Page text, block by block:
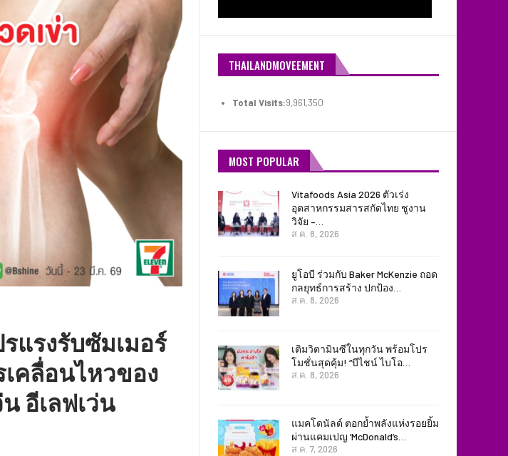
แรงรับซัมเมอร์
คลื่อนไหวของ
อีเลฟเว่น
THAILANDMOVEEMENT
Total Visits:9,961,350
MOST POPULAR
Vitafoods Asia 2026 ตัวเร่ง
อุตสาหกรรมสารสกัดไทย ชูงาน
วิจัย –…
ส.ค. 8, 2026
ยูโอบี ร่วมกับ Baker McKenzie ถอด
กลยุทธ์การสร้าง ปกป้อง…
ส.ค. 8, 2026
เติมวิตามินซีในทุกวัน พร้อมโปร
โมชั่นสุดคุ้ม! “บีไชน์ ไบโอ…
ส.ค. 8, 2026
แมคโดนัลด์ ตอกย้ำพลังแห่งรอยยิ้ม
ผ่านแคมเปญ ‘McDonald’s…
ส.ค. 7, 2026